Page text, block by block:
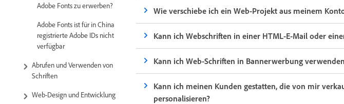
Adobe Fonts zu erwerben?
Adobe Fonts ist für in China
registrierte Adobe IDs nicht
verfügbar
Abrufen und Verwenden von
Schriften
Web-Design und Entwicklung
Wie verschiebe ich ein Web-Projekt aus meinem
Kann ich Webschriften in einer HTML-E-Mail oder
Kann ich Web-Schriften in Bannerwerbung
Kann ich meinen Kunden gestatten, die von mir
personalisieren?